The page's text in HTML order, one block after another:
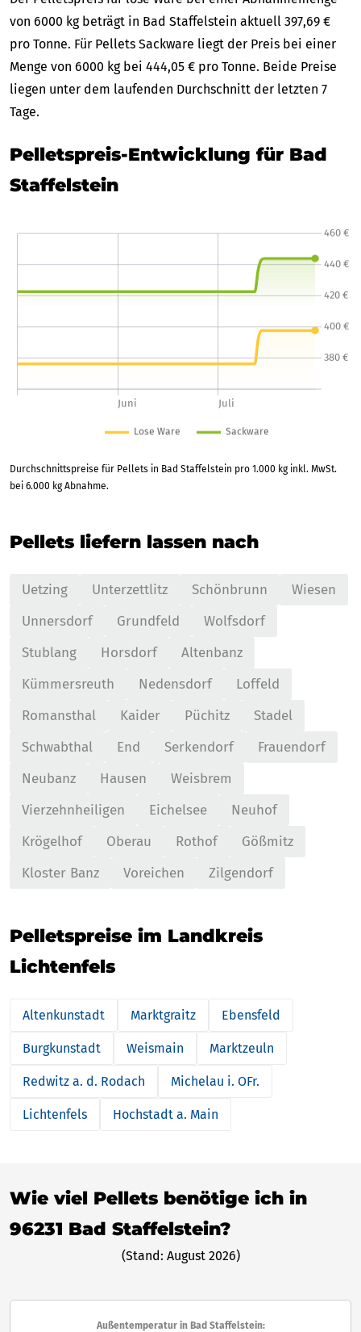
von 6000 kg beträgt in Bad Staffelstein aktuell 397,69 €
pro Tonne. Für Pellets Sackware liegt der Preis bei einer
Menge von 6000 kg bei 444,05 € pro Tonne. Beide Preise
liegen unter dem laufenden Durchschnitt der letzten 7
Tage.
Pelletspreis-Entwicklung für Bad
Staffelstein
Durchschnittspreise für Pellets in Bad Staffelstein pro 1.000 kg inkl. MwSt.
bei 6.000 kg Abnahme.
Pellets liefern lassen nach
Uetzing Unterzettlitz Schönbrunn
Wiesen
Unnersdorf
Grundfeld
Wolfsdorf
Stublang
Horsdorf
Altenbanz
Kümmersreuth
Nedensdorf
Loffeld
Romansthal
Kaider Püchitz
Stadel
Schwabthal
End Serkendorf
Frauendorf
Neubanz
Hausen
Weisbrem
Vierzehnheiligen
Eichelsee
Neuhof
Krögelhof
Oberau Rothof
Gößmitz
Kloster Banz
Voreichen Zilgendorf
Pelletspreise im Landkreis
Lichtenfels
Altenkunstadt Marktgraitz Ebensfeld
Burgkunstadt Weismain Marktzeuln
Redwitz a. d. Rodach Michelau i. OFr.
Lichtenfels Hochstadt a. Main
Wie viel Pellets benötige ich in
96231 Bad Staffelstein?
(Stand: August 2026)
Außentemperatur in Bad Staffelstein: